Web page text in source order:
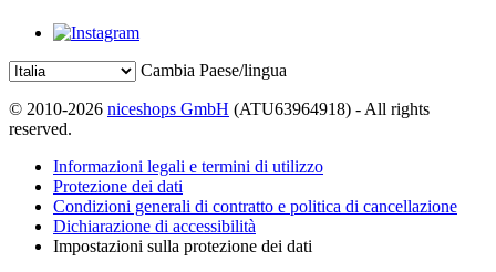
Cambia Paese/lingua
© 2010-2026 niceshops GmbH (ATU63964918) - All rights
reserved.
Informazioni legali e termini di utilizzo
Protezione dei dati
Condizioni generali di contratto e politica di cancellazione
Dichiarazione di accessibilità
Impostazioni sulla protezione dei dati